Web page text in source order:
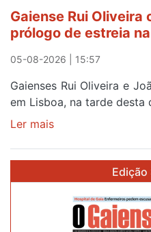
Gaiense Rui
prólogo de estreia
05-08-2026 | 15:57
Gaienses Rui Oliveira e
em Lisboa, na tarde desta
Ler mais
brilho
Edição